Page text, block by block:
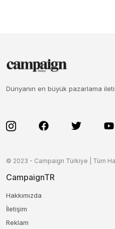
Dünyanın en büyük pazarlama
© 2023 - Campaign Türkiye | Tüm
CampaignTR
Hakkımızda
İletişim
Reklam